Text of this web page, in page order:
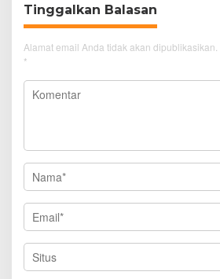
Tinggalkan Balasan
Alamat email Anda tidak akan dipublikasikan.
*